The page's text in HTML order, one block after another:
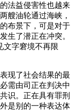
法益侵害性也越来
艘油轮通过海峡，
布景下，可是对于
生了潜正在冲突。
文字窘境不再限
现了社会结果的最
需由司正在判决中
识。正在具有罪刑
是别的一种表达体